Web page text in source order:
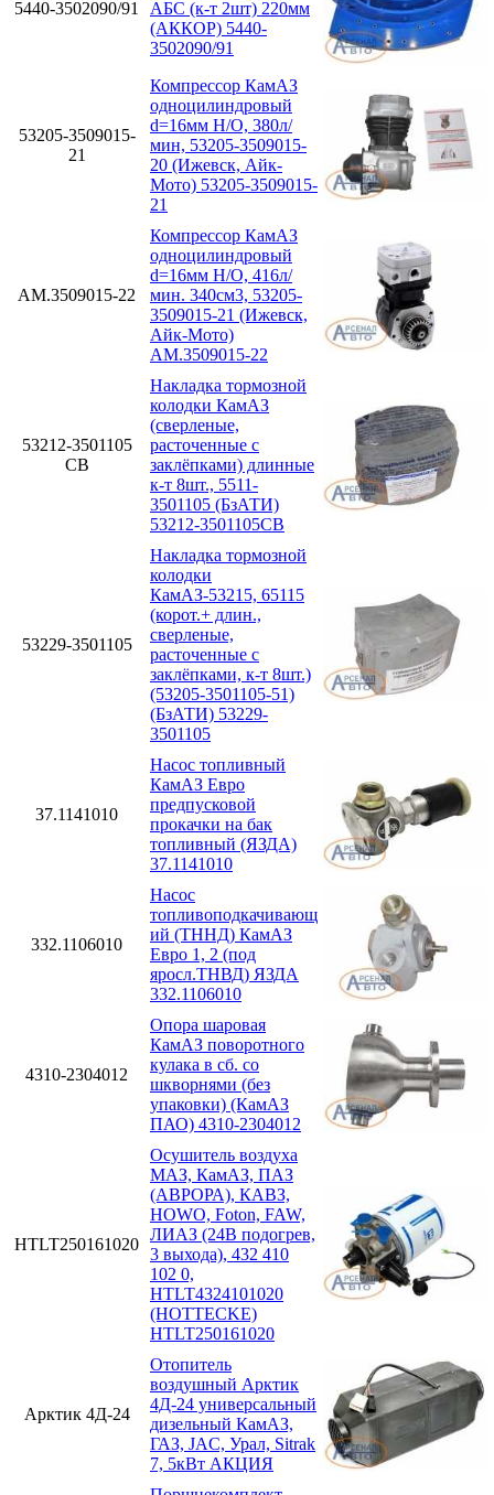
5440-3502090/91
АБС (к-т 2шт) 220мм
(АККОР) 5440-
3502090/91
53205-3509015-
21
Компрессор КамАЗ
одноцилиндровый
d=16мм Н/О, 380л/
мин, 53205-3509015-
20 (Ижевск, Айк-
Мото) 53205-3509015-
21
АМ.3509015-22
Компрессор КамАЗ
одноцилиндровый
d=16мм Н/О, 416л/
мин. 340см3, 53205-
3509015-21 (Ижевск,
Айк-Мото)
АМ.3509015-22
53212-3501105
СВ
Накладка тормозной
колодки КамАЗ
(сверленые,
расточенные с
заклёпками) длинные
к-т 8шт., 5511-
3501105 (БзАТИ)
53212-3501105СВ
53229-3501105
Накладка тормозной
колодки
КамАЗ-53215, 65115
(корот.+ длин.,
сверленые,
расточенные с
заклёпками, к-т 8шт.)
(53205-3501105-51)
(БзАТИ) 53229-
3501105
37.1141010
Насос топливный
КамАЗ Евро
предпусковой
прокачки на бак
топливный (ЯЗДА)
37.1141010
332.1106010
Насос
топливоподкачивающ
ий (ТННД) КамАЗ
Евро 1, 2 (под
яросл.ТНВД) ЯЗДА
332.1106010
4310-2304012
Опора шаровая
КамАЗ поворотного
кулака в сб. со
шкворнями (без
упаковки) (КамАЗ
ПАО) 4310-2304012
HTLT250161020
Осушитель воздуха
МАЗ, КамАЗ, ПАЗ
(АВРОРА), КАВЗ,
HOWO, Foton, FAW,
ЛИАЗ (24В подогрев,
3 выхода), 432 410
102 0,
HTLT4324101020
(HOTTECKE)
HTLT250161020
Арктик 4Д-24
Отопитель
воздушный Арктик
4Д-24 универсальный
дизельный КамАЗ,
ГАЗ, JAC, Урал, Sitrak
7, 5кВт АКЦИЯ